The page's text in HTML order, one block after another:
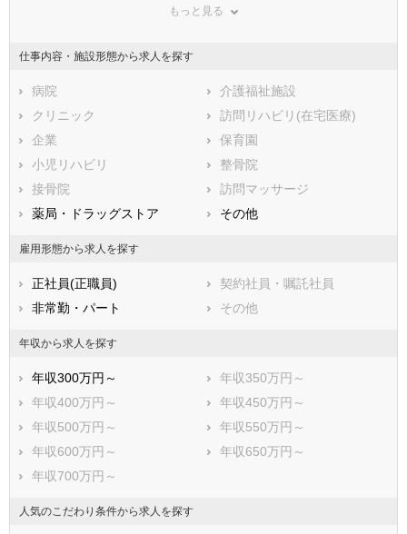
神奈川県
石川県
福井県
静岡県
三重県
滋賀県
大阪府
兵庫県
鳥取県
広島県
徳島県
香川県
愛媛県
鹿児島県
もっと見る
仕事内容・施設形態から求人を探す
病院
介護福祉施設
クリニック
訪問リハビリ(在宅医療)
企業
保育園
小児リハビリ
整骨院
接骨院
訪問マッサージ
薬局・ドラッグストア
その他
雇用形態から求人を探す
正社員(正職員)
契約社員・嘱託社員
非常勤・パート
その他
年収から求人を探す
年収300万円～
年収350万円～
年収400万円～
年収450万円～
年収500万円～
年収550万円～
年収600万円～
年収650万円～
年収700万円～
人気のこだわり条件から求人を探す